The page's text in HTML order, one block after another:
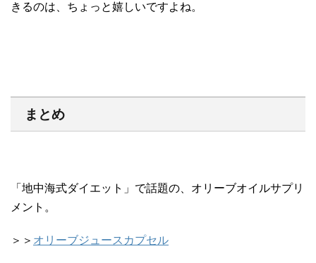
きるのは、ちょっと嬉しいですよね。
まとめ
「地中海式ダイエット」で話題の、オリーブオイルサプリ
メント。
＞＞ オリーブジュースカプセル